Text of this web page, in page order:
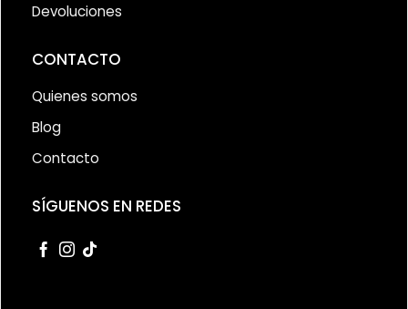
Devoluciones
CONTACTO
Quienes somos
Blog
Contacto
SÍGUENOS EN REDES